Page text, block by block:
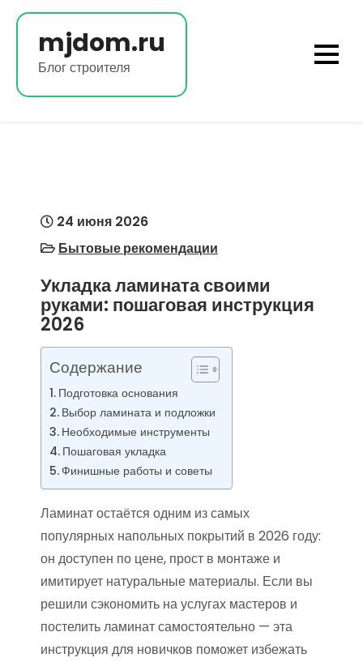
Перейти
содержимомуmjdom.ru
Блог строителя
24 июня 2026
Бытовые рекомендации
Укладка ламината своими
руками: пошаговая инструкция
2026
Содержание
Подготовка основания
Выбор ламината и подложки
Необходимые инструменты
Пошаговая укладка
Финишные работы и советы
Ламинат остаётся одним из самых
популярных напольных покрытий в 2026 году:
он доступен по цене, прост в монтаже и
имитирует натуральные материалы. Если вы
решили сэкономить на услугах мастеров и
постелить ламинат самостоятельно — эта
инструкция для новичков поможет избежать